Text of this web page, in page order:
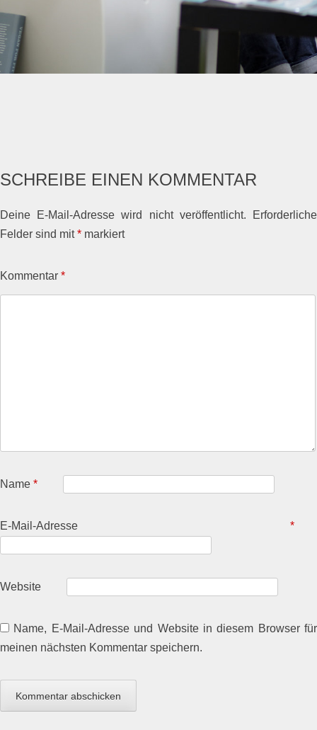
SCHREIBE EINEN KOMMENTAR
Deine E-Mail-Adresse wird nicht veröffentlicht.
Erforderliche
Felder sind mit* markiert
Kommentar *
Name *
E-Mail-Adresse *
Website
Name, E-Mail-Adresse und Website in diesem Browser für
meinen nächsten Kommentar speichern.